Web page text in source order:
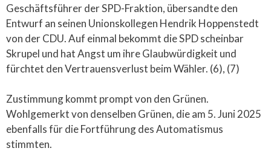
Geschäftsführer der SPD-Fraktion, übersandte den
Entwurf an seinen Unionskollegen Hendrik Hoppenstedt
von der CDU. Auf einmal bekommt die SPD scheinbar
Skrupel und hat Angst um ihre Glaubwürdigkeit und
fürchtet den Vertrauensverlust beim Wähler. (6), (7)
Zustimmung kommt prompt von den Grünen.
Wohlgemerkt von denselben Grünen, die am 5. Juni 2025
ebenfalls für die Fortführung des Automatismus
stimmten.